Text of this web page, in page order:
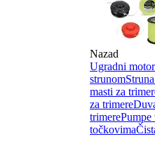
Nazad
Ugradni
strunom
masti za
za trimere
trimerePumpe
točkovima